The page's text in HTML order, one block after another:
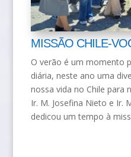
MISSÃO CHILE-
O verão é um momento
diária, neste ano uma
nossa vida no Chile para
Ir. M. Josefina Nieto e Ir.
dedicou um tempo à